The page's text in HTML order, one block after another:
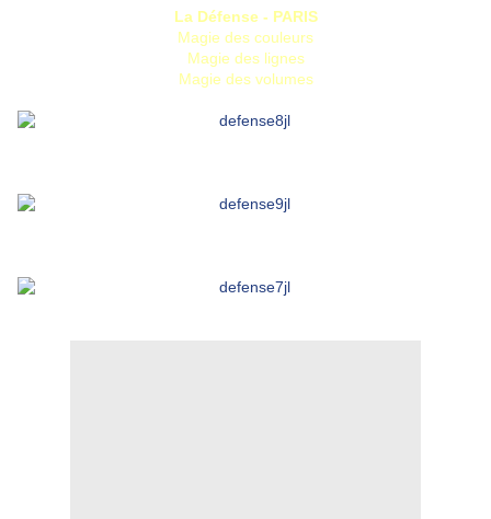
La Défense - PARIS
Magie des couleurs
Magie des lignes
Magie des volumes